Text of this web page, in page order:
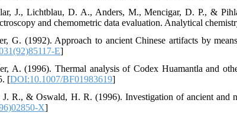
J., Lichtblau, D. A., Anders, M., Mencigar, D. P., &
and chemometric data evaluation. Analytical
G. (1992). Approach to ancient Chinese artifacts by
E]
A. (1996). Thermal analysis of Codex Huamantla and
[DOI:10.1007/BF01983619]
R., & Oswald, H. R. (1996). Investigation of ancient and
X]